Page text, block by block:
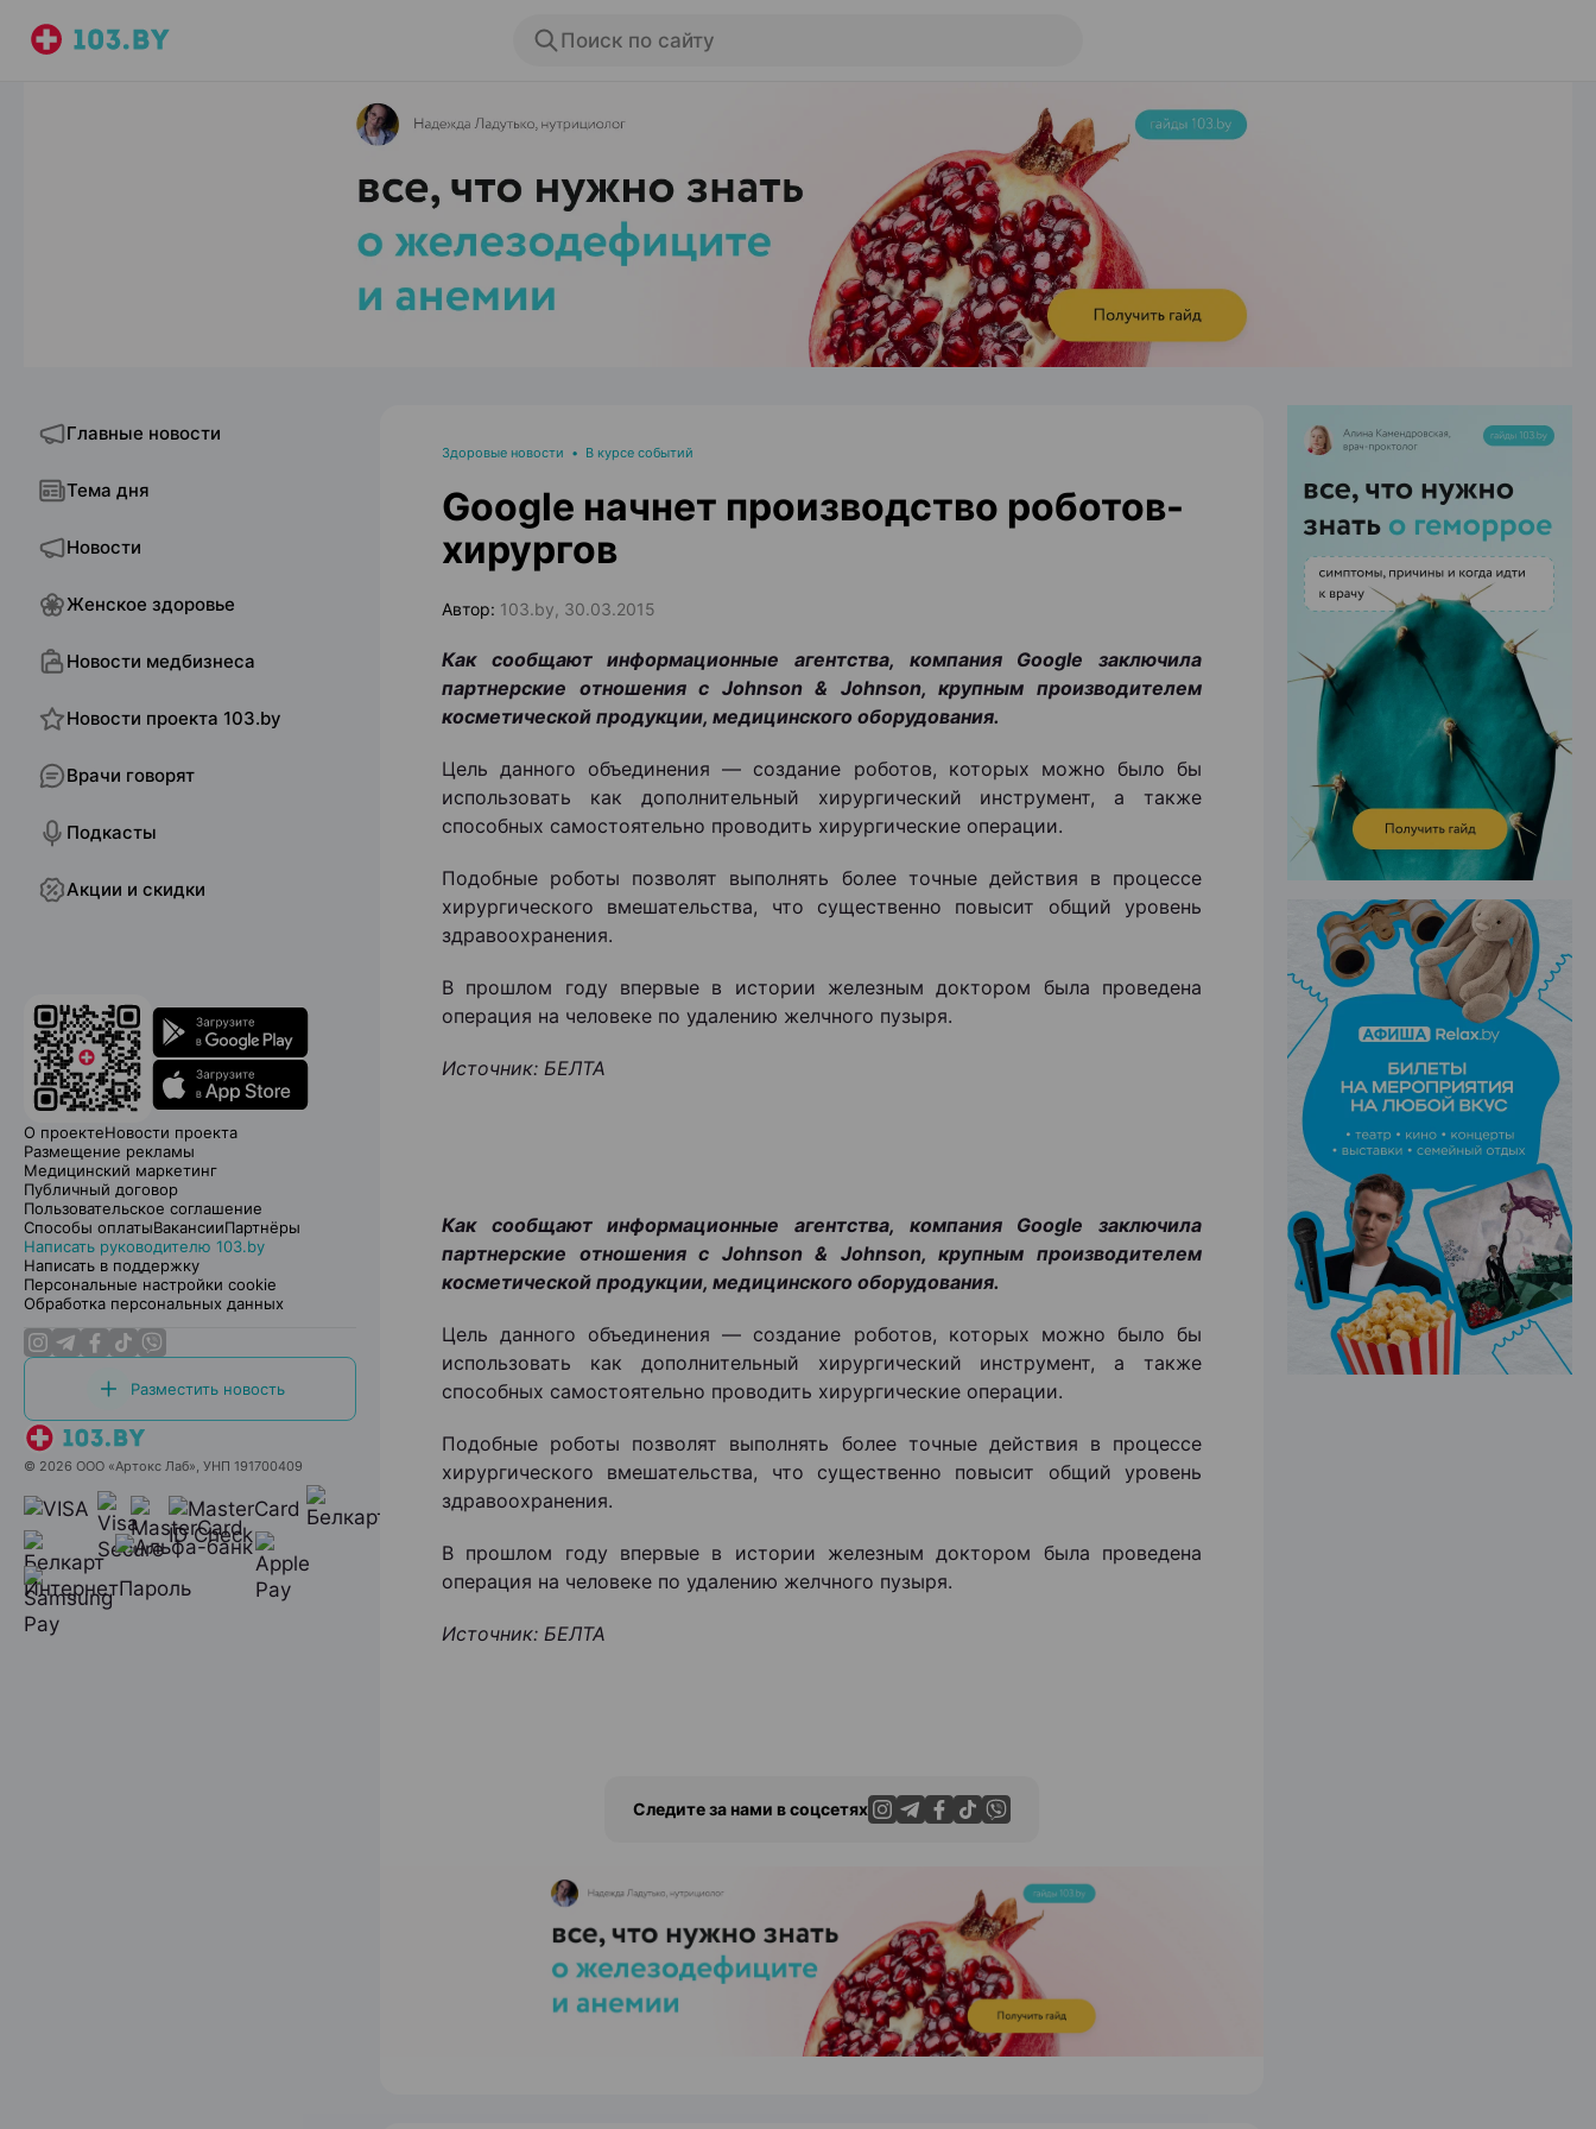
Поиск по сайту
ЭФФЕКТИВНАЯ РЕКЛАМА НА САЙТЕ
Главные новости
Тема дня
Новости
Женское здоровье
Новости медбизнеса
Новости проекта 103.by
Врачи говорят
Подкасты
Акции и скидки
О проектеНовости проекта
Размещение рекламы
Медицинский маркетинг
Публичный договор
Пользовательское соглашение
Способы оплатыВакансииПартнёры
Написать руководителю 103.by
Написать в поддержку
Персональные настройки cookie
Обработка персональных данных
Разместить новость
© 2026 ООО «Артокс Лаб», УНП 191700409
Здоровые новости • В курсе событий
Google начнет производство роботов-
хирургов
Автор: 103.by, 30.03.2015
Как сообщают информационные агентства, компания Google заключила
партнерские отношения с Johnson & Johnson, крупным производителем
косметической продукции, медицинского оборудования.
Цель данного объединения — создание роботов, которых можно было бы
использовать как дополнительный хирургический инструмент, а также
способных самостоятельно проводить хирургические операции.
Подобные роботы позволят выполнять более точные действия в процессе
хирургического вмешательства, что существенно повысит общий уровень
здравоохранения.
В прошлом году впервые в истории железным доктором была проведена
операция на человеке по удалению желчного пузыря.
Источник: БЕЛТА
Как сообщают информационные агентства, компания Google заключила
партнерские отношения с Johnson & Johnson, крупным производителем
косметической продукции, медицинского оборудования.
Цель данного объединения — создание роботов, которых можно было бы
использовать как дополнительный хирургический инструмент, а также
способных самостоятельно проводить хирургические операции.
Подобные роботы позволят выполнять более точные действия в процессе
хирургического вмешательства, что существенно повысит общий уровень
здравоохранения.
В прошлом году впервые в истории железным доктором была проведена
операция на человеке по удалению желчного пузыря.
Источник: БЕЛТА
Следите за нами в соцсетях
ЭФФЕКТИВНАЯ РЕКЛАМА НА САЙТЕ
ЭФФЕКТИВНАЯ РЕКЛАМА НА САЙТЕ
ЭФФЕКТИВНАЯ РЕКЛАМА НА САЙТЕ